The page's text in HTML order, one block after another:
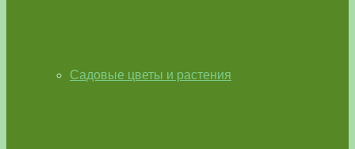
Садовые цветы и растения